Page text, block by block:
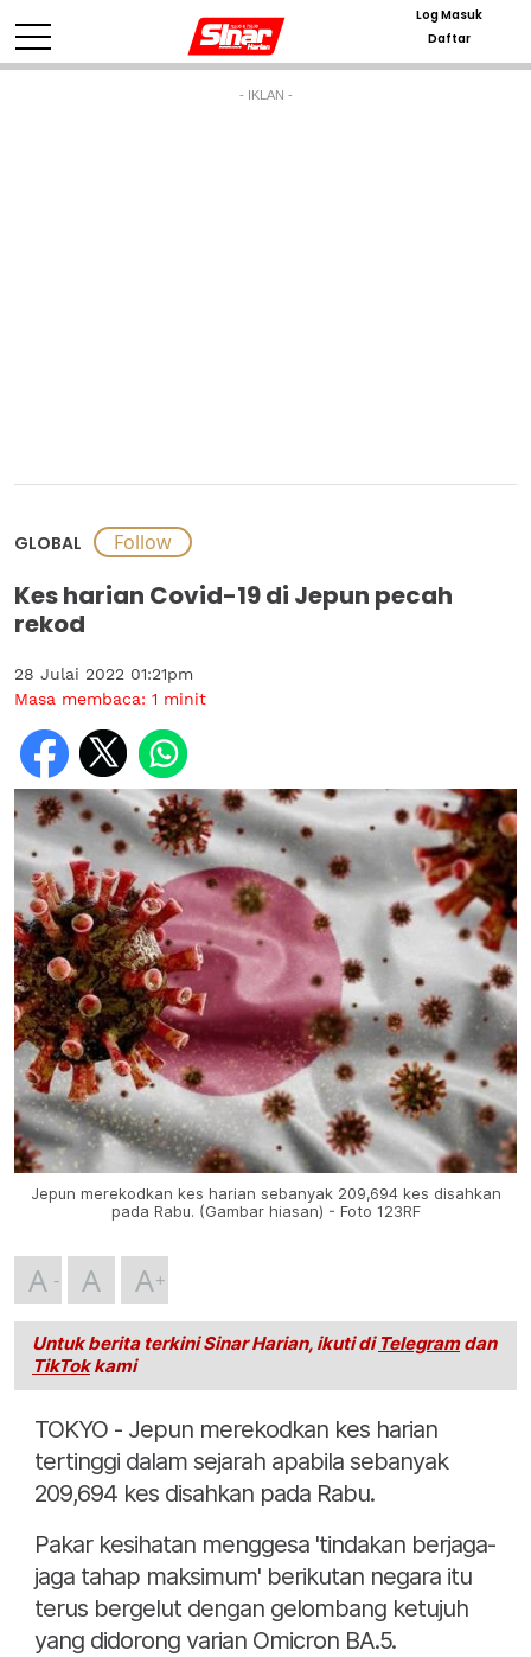
Log Masuk
Daftar
- IKLAN -
GLOBAL
Kes harian Covid-19 di Jepun pecah
rekod
28 Julai 2022 01:21pm
Masa membaca: 1 minit
Jepun merekodkan kes harian sebanyak 209,694 kes disahkan
pada Rabu. (Gambar hiasan) - Foto 123RF
A A A
Untuk berita terkini Sinar Harian, ikuti di Telegramdan
TikTokkami
TOKYO - Jepun merekodkan kes harian
tertinggi dalam sejarah apabila sebanyak
209,694 kes disahkan pada Rabu.
Pakar kesihatan menggesa 'tindakan berjaga-
jaga tahap maksimum' berikutan negara itu
terus bergelut dengan gelombang ketujuh
yang didorong varian Omicron BA.5.